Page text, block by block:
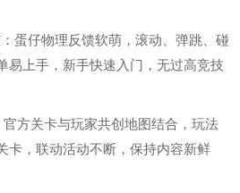
蛋仔物理反馈软萌，滚动、弹跳、碰
易上手，新手快速入门，无过高竞技
方关卡与玩家共创地图结合，玩法
卡，联动活动不断，保持内容新鲜